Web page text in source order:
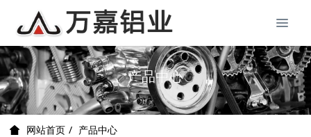
产品中心
网站首页 产品中心